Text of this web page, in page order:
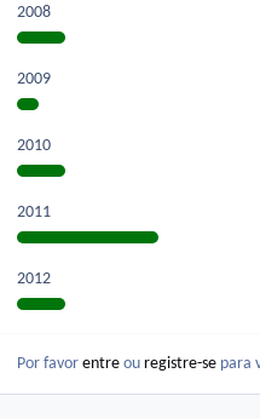
2008
2009
2010
2011
2012
Por favor entre ou registre-se para